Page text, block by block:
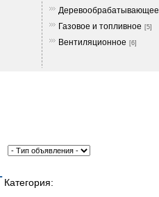
Деревообрабатывающее
Газовое и топливное [5]
Вентиляционное [6]
Категория: